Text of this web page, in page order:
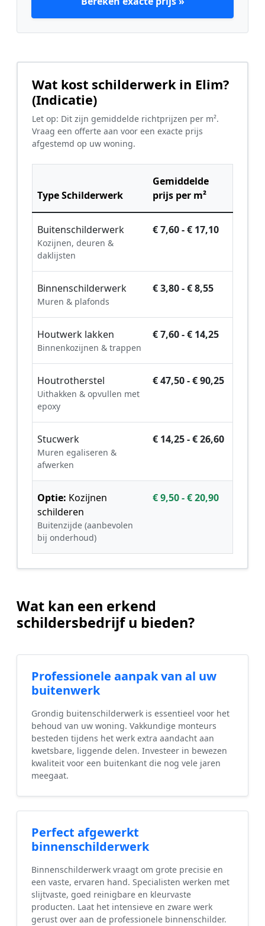
Wat kost schilderwerk in Elim?
(Indicatie)
Let op: Dit zijn gemiddelde richtprijzen per m².
Vraag een offerte aan voor een exacte prijs
afgestemd op uw woning.
Type Schilderwerk
Gemiddelde
prijs per m²
Buitenschilderwerk
Kozijnen, deuren &
daklijsten
€ 7,60 - € 17,10
Binnenschilderwerk
Muren & plafonds
€ 3,80 - € 8,55
Houtwerk lakken
Binnenkozijnen & trappen
€ 7,60 - € 14,25
Houtrotherstel
Uithakken & opvullen met
epoxy
€ 47,50 - € 90,25
Stucwerk
Muren egaliseren &
afwerken
€ 14,25 - € 26,60
Optie: Kozijnen
schilderen
Buitenzijde (aanbevolen
bij onderhoud)
€ 9,50 - € 20,90
Wat kan een erkend
schildersbedrijf u bieden?
Professionele aanpak van al uw
buitenwerk
Grondig buitenschilderwerk is essentieel voor het
behoud van uw woning. Vakkundige monteurs
besteden tijdens het werk extra aandacht aan
kwetsbare, liggende delen. Investeer in bewezen
kwaliteit voor een buitenkant die nog vele jaren
meegaat.
Perfect afgewerkt
binnenschilderwerk
Binnenschilderwerk vraagt om grote precisie en
een vaste, ervaren hand. Specialisten werken met
slijtvaste, goed reinigbare en kleurvaste
producten. Laat het intensieve en zware werk
gerust over aan de professionele binnenschilder.